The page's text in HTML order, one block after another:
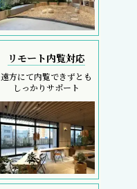
リモート内覧対応
遠方にて内覧できずとも
しっかりサポート